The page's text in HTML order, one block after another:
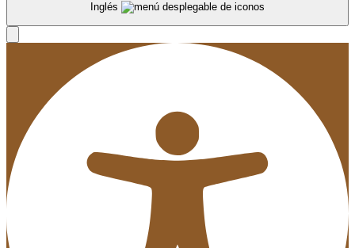
Inglés